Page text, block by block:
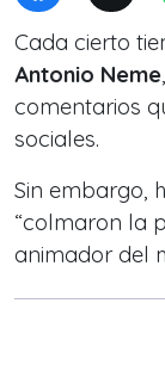
Cada cierto
Antonio Neme
comentarios
sociales.
Sin embargo,
“colmaron la
animador del